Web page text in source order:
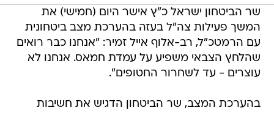
שר הביטחון ישראל כ"ץ אישר היום (חמישי) את
המשך פעילות צה"ל בעזה בהערכת מצב ביטחונית
עם הרמטכ"ל, רב-אלוף אייל זמיר: "אנחנו כבר רואים
שהלחץ הצבאי משפיע על עמדת חמאס. אנחנו לא
עוצרים - עד לשחרור החטופים".
בהערכת המצב, שר הביטחון הדגיש את חשיבות